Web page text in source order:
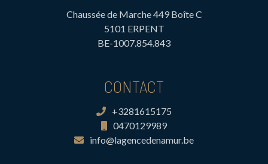
Chaussée de Marche 449 Boîte C
5101 ERPENT
BE-1007.854.843
CONTACT
+3281615175
0470129989
info@lagencedenamur.be